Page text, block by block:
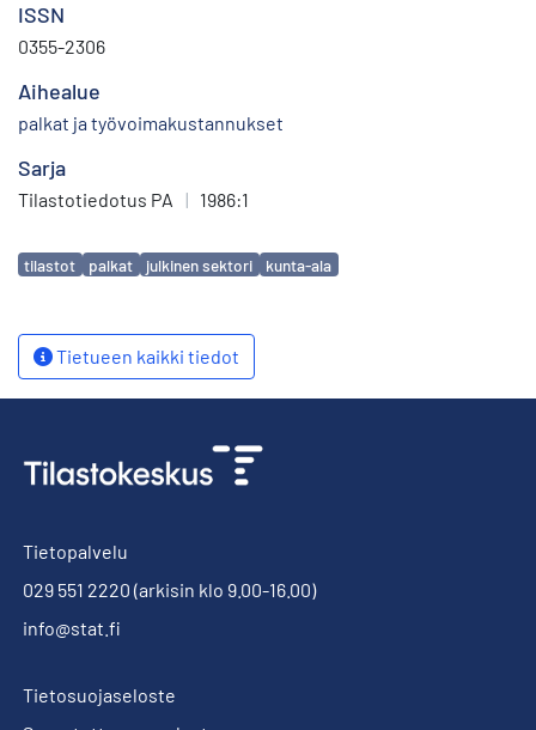
ISSN
0355-2306
Aihealue
palkat ja työvoimakustannukset
Sarja
Tilastotiedotus PA | 1986:1
Avainsanat
tilastot palkat julkinen sektori kunta-ala
Tietueen kaikki tiedot
Tietopalvelu
029 551 2220 (arkisin klo 9.00-16.00)
info@stat.fi
Tietosuojaseloste